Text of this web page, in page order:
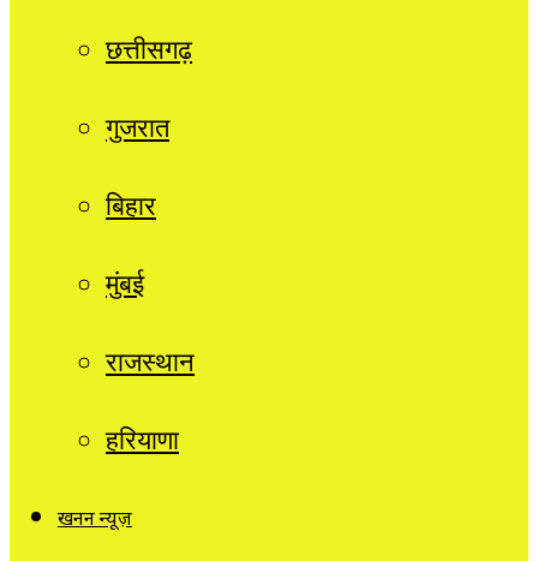
छत्तीसगढ़
गुजरात
बिहार
मुंबई
राजस्थान
हरियाणा
खनन न्यूज़